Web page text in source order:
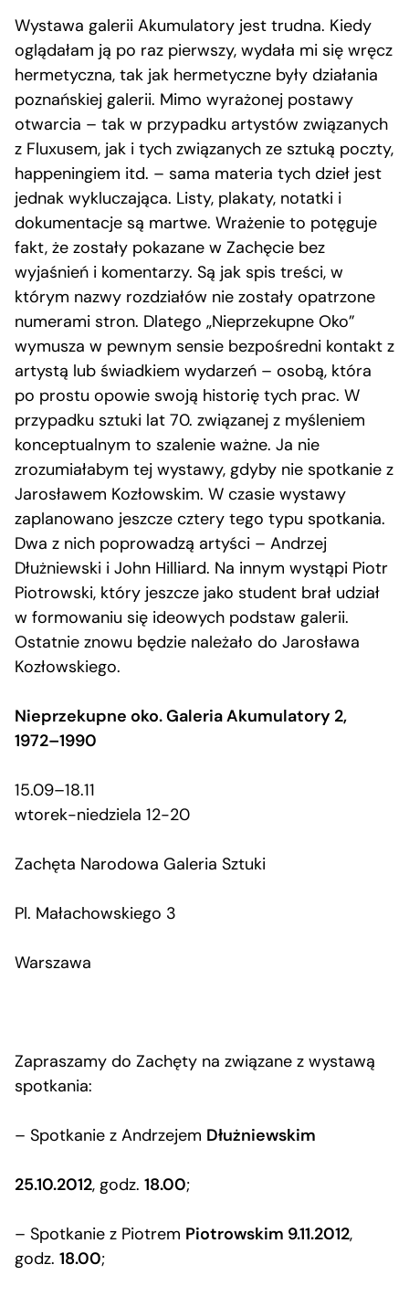
Wystawa galerii Akumulatory jest trudna. Kiedy
oglądałam ją po raz pierwszy, wydała mi się wręcz
hermetyczna, tak jak hermetyczne były działania
poznańskiej galerii. Mimo wyrażonej postawy
otwarcia – tak w przypadku artystów związanych
z Fluxusem, jak i tych związanych ze sztuką poczty,
happeningiem itd. – sama materia tych dzieł jest
jednak wykluczająca. Listy, plakaty, notatki i
dokumentacje są martwe. Wrażenie to potęguje
fakt, że zostały pokazane w Zachęcie bez
wyjaśnień i komentarzy. Są jak spis treści, w
którym nazwy rozdziałów nie zostały opatrzone
numerami stron. Dlatego „Nieprzekupne Oko”
wymusza w pewnym sensie bezpośredni kontakt z
artystą lub świadkiem wydarzeń – osobą, która
po prostu opowie swoją historię tych prac. W
przypadku sztuki lat 70. związanej z myśleniem
konceptualnym to szalenie ważne. Ja nie
zrozumiałabym tej wystawy, gdyby nie spotkanie z
Jarosławem Kozłowskim. W czasie wystawy
zaplanowano jeszcze cztery tego typu spotkania.
Dwa z nich poprowadzą artyści – Andrzej
Dłużniewski i John Hilliard. Na innym wystąpi Piotr
Piotrowski, który jeszcze jako student brał udział
w formowaniu się ideowych podstaw galerii.
Ostatnie znowu będzie należało do Jarosława
Kozłowskiego.
Nieprzekupne oko. Galeria Akumulatory 2,
1972–1990
15.09–18.11
wtorek-niedziela 12-20
Zachęta Narodowa Galeria Sztuki
Pl. Małachowskiego 3
Warszawa
Zapraszamy do Zachęty na związane z wystawą
spotkania:
– Spotkanie z Andrzejem Dłużniewskim
25.10.2012, godz. 18.00;
– Spotkanie z Piotrem Piotrowskim 9.11.2012,
godz. 18.00;